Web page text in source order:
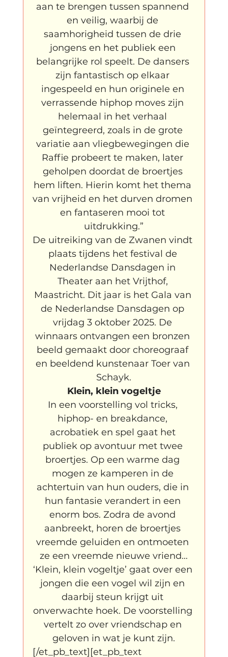
aan te brengen tussen spannend
en veilig, waarbij de
saamhorigheid tussen de drie
jongens en het publiek een
belangrijke rol speelt. De dansers
zijn fantastisch op elkaar
ingespeeld en hun originele en
verrassende hiphop moves zijn
helemaal in het verhaal
geïntegreerd, zoals in de grote
variatie aan vliegbewegingen die
Raffie probeert te maken, later
geholpen doordat de broertjes
hem liften. Hierin komt het thema
van vrijheid en het durven dromen
en fantaseren mooi tot
uitdrukking.”
De uitreiking van de Zwanen vindt
plaats tijdens het festival de
Nederlandse Dansdagen in
Theater aan het Vrijthof,
Maastricht. Dit jaar is het Gala van
de Nederlandse Dansdagen op
vrijdag 3 oktober 2025. De
winnaars ontvangen een bronzen
beeld gemaakt door choreograaf
en beeldend kunstenaar Toer van
Schayk.
Klein, klein vogeltje
In een voorstelling vol tricks,
hiphop- en breakdance,
acrobatiek en spel gaat het
publiek op avontuur met twee
broertjes. Op een warme dag
mogen ze kamperen in de
achtertuin van hun ouders, die in
hun fantasie verandert in een
enorm bos. Zodra de avond
aanbreekt, horen de broertjes
vreemde geluiden en ontmoeten
ze een vreemde nieuwe vriend…
‘Klein, klein vogeltje’ gaat over een
jongen die een vogel wil zijn en
daarbij steun krijgt uit
onverwachte hoek. De voorstelling
vertelt zo over vriendschap en
geloven in wat je kunt zijn.
[/et_pb_text][et_pb_text